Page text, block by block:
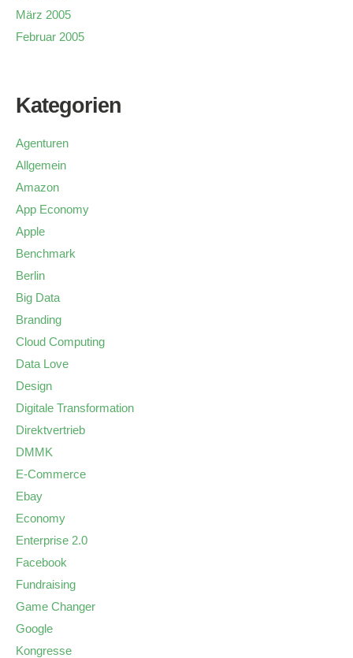
März 2005
Februar 2005
Kategorien
Agenturen
Allgemein
Amazon
App Economy
Apple
Benchmark
Berlin
Big Data
Branding
Cloud Computing
Data Love
Design
Digitale Transformation
Direktvertrieb
DMMK
E-Commerce
Ebay
Economy
Enterprise 2.0
Facebook
Fundraising
Game Changer
Google
Kongresse